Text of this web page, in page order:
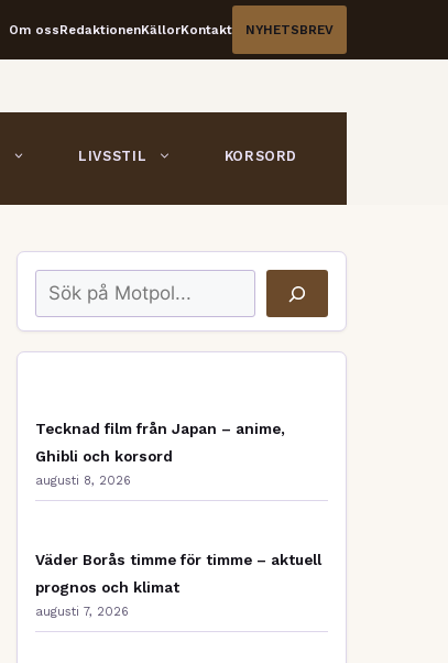
Om ossRedaktionenKällorKontakt NYHETSBREV
LIVSSTIL KORSORD
Sök
Tecknad film från Japan – anime,
Ghibli och korsord
augusti 8, 2026
Väder Borås timme för timme – aktuell
prognos och klimat
augusti 7, 2026